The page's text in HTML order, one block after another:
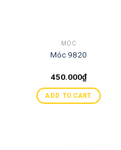
MÓC
Móc 9820
450.000₫
ADD TO CART